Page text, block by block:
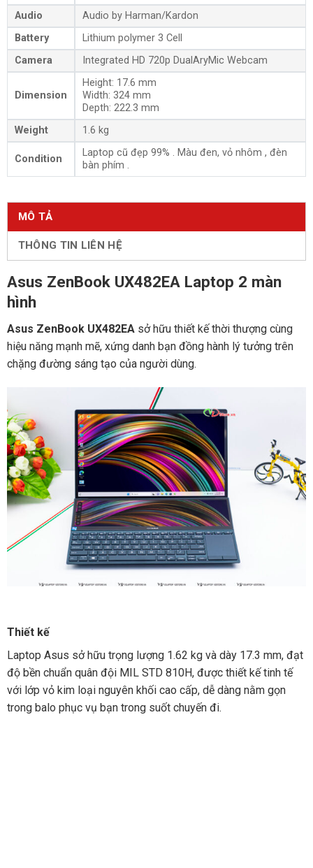
MÔ TẢ
THÔNG TIN LIÊN HỆ
Asus ZenBook UX482EA Laptop 2 màn
hình
Asus ZenBook UX482EA sở hữu thiết kế thời thượng cùng
hiệu năng mạnh mẽ, xứng danh bạn đồng hành lý tưởng trên
chặng đường sáng tạo của người dùng.
Thiết kế
Laptop Asus sở hữu trọng lượng 1.62 kg và dày 17.3 mm, đạt
độ bền chuẩn quân đội MIL STD 810H, được thiết kế tinh tế
với lớp vỏ kim loại nguyên khối cao cấp, dễ dàng nằm gọn
trong balo phục vụ bạn trong suốt chuyến đi.
Audio
Audio by Harman/Kardon
Battery
Lithium polymer 3 Cell
Camera
Integrated HD 720p DualAryMic Webcam
Dimension
Height: 17.6 mm
Width: 324 mm
Depth: 222.3 mm
Weight
1.6 kg
Condition
Laptop cũ đẹp 99% . Màu đen, vỏ nhôm , đèn
bàn phím .